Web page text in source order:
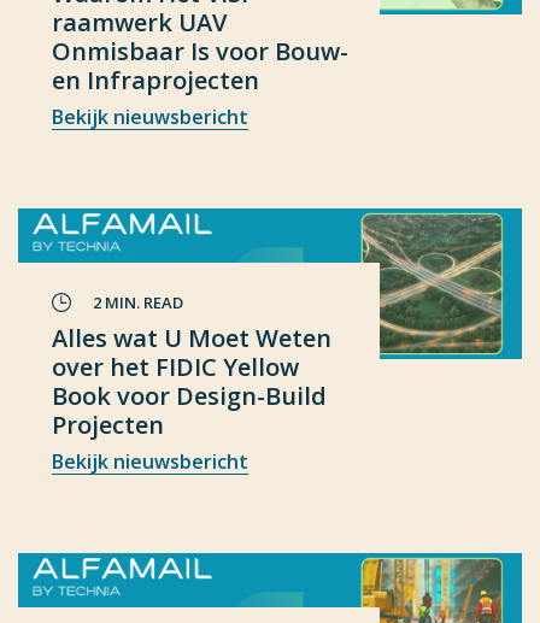
raamwerk UAV
Onmisbaar Is voor Bouw-
en Infraprojecten
Bekijk nieuwsbericht
2 MIN. READ
Alles wat U Moet Weten
over het FIDIC Yellow
Book voor Design-Build
Projecten
Bekijk nieuwsbericht